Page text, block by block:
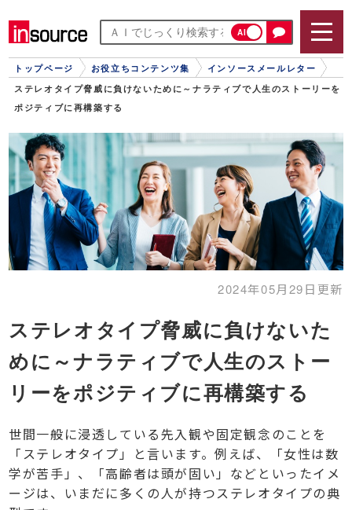
AI
トップページ お役立ちコンテンツ集 インソースメールレター
ステレオタイプ脅威に負けないために～ナラティブで人生のストーリーを
ポジティブに再構築する
2024年05月29日更新
ステレオタイプ脅威に負けないた
めに～ナラティブで人生のストー
リーをポジティブに再構築する
世間一般に浸透している先入観や固定観念のことを
「ステレオタイプ」と言います。例えば、「女性は数
学が苦手」、「高齢者は頭が固い」などといったイメ
ージは、いまだに多くの人が持つステレオタイプの典